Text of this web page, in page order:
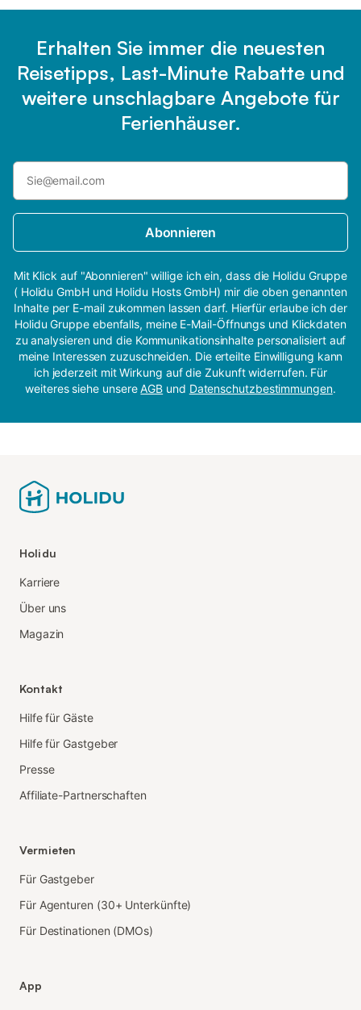
Erhalten Sie immer die neuesten
Reisetipps, Last-Minute Rabatte und
weitere unschlagbare Angebote für
Ferienhäuser.
Abonnieren
Mit Klick auf "Abonnieren" willige ich ein, dass die Holidu Gruppe
( Holidu GmbH und Holidu Hosts GmbH) mir die oben genannten
Inhalte per E-mail zukommen lassen darf. Hierfür erlaube ich der
Holidu Gruppe ebenfalls, meine E-Mail-Öffnungs und Klickdaten
zu analysieren und die Kommunikationsinhalte personalisiert auf
meine Interessen zuzuschneiden. Die erteilte Einwilligung kann
ich jederzeit mit Wirkung auf die Zukunft widerrufen. Für
weiteres siehe unsereAGB und Datenschutzbestimmungen.
Holidu
Karriere
Über uns
Magazin
Kontakt
Hilfe für Gäste
Hilfe für Gastgeber
Presse
Affiliate-Partnerschaften
Vermieten
Für Gastgeber
Für Agenturen (30+ Unterkünfte)
Für Destinationen (DMOs)
App